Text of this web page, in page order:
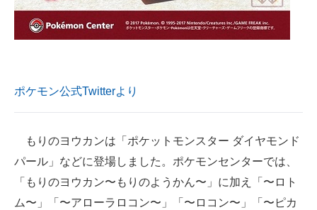
IT製品の技術・比較・事例
エレクトロニクス専門サイト
エネルギーの専門メディア
建設×テクノロジーの最前線
ポケモン公式Twitterより
もりのヨウカンは「ポケットモンスター ダイヤモンド
パール」などに登場しました。ポケモンセンターでは、
「もりのヨウカン〜もりのようかん〜」に加え「〜ロト
ム〜」「〜アローラロコン〜」「〜ロコン〜」「〜ピカ